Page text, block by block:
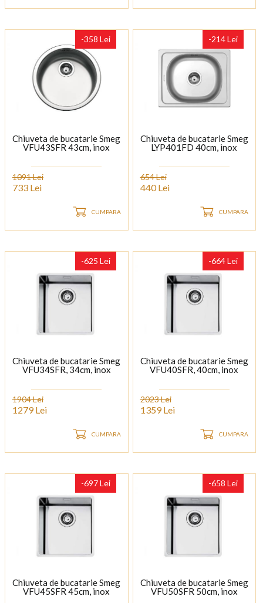
-358 Lei
Chiuveta de bucatarie Smeg
VFU43SFR 43cm, inox
1091 Lei
733 Lei
CUMPARA
-214 Lei
Chiuveta de bucatarie Smeg
LYP401FD 40cm, inox
654 Lei
440 Lei
CUMPARA
-625 Lei
Chiuveta de bucatarie Smeg
VFU34SFR, 34cm, inox
1904 Lei
1279 Lei
CUMPARA
-664 Lei
Chiuveta de bucatarie Smeg
VFU40SFR, 40cm, inox
2023 Lei
1359 Lei
CUMPARA
-697 Lei
Chiuveta de bucatarie Smeg
VFU45SFR 45cm, inox
-658 Lei
Chiuveta de bucatarie Smeg
VFU50SFR 50cm, inox